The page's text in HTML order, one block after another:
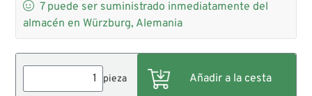
 7 puede ser suministrado inmediatamente del
almacén en Würzburg, Alemania
pieza